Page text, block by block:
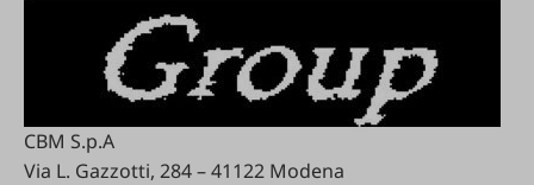
CBM S.p.A
Via L. Gazzotti, 284 – 41122 Modena